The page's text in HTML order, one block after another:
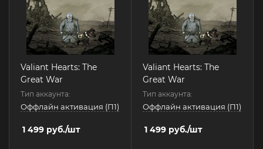
Valiant Hearts: The
Great War
Тип аккаунта:
Оффлайн активация (П1)
1 499 руб./шт
Valiant Hearts: The
Great War
Тип аккаунта:
Оффлайн активация (П1)
1 499 руб./шт